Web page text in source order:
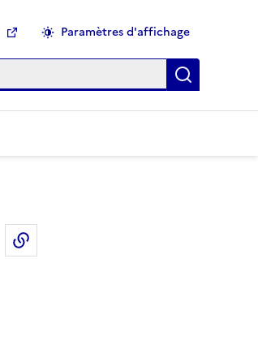
Paramètres d'affichage
Courriel